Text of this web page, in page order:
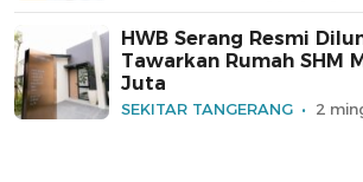
HWB Serang Resmi
Tawarkan Rumah SHM
Juta
SEKITAR TANGERANG 2